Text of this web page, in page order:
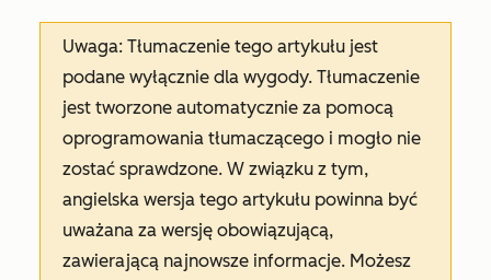
Uwaga: Tłumaczenie tego artykułu jest
podane wyłącznie dla wygody. Tłumaczenie
jest tworzone automatycznie za pomocą
oprogramowania tłumaczącego i mogło nie
zostać sprawdzone. W związku z tym,
angielska wersja tego artykułu powinna być
uważana za wersję obowiązującą,
zawierającą najnowsze informacje. Możesz